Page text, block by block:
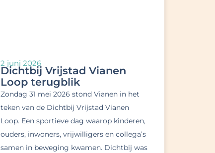
2 juni 2026
Dichtbij Vrijstad Vianen
Loop terugblik
Zondag 31 mei 2026 stond Vianen in het
teken van de Dichtbij Vrijstad Vianen
Loop. Een sportieve dag waarop kinderen,
ouders, inwoners, vrijwilligers en collega’s
samen in beweging kwamen. Dichtbij was